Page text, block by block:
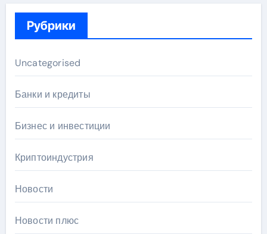
Рубрики
Uncategorised
Банки и кредиты
Бизнес и инвестиции
Криптоиндустрия
Новости
Новости плюс